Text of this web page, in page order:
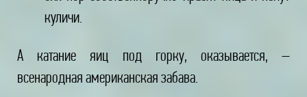
куличи.
А катание яиц под горку, оказывается, –
всенародная американская забава.